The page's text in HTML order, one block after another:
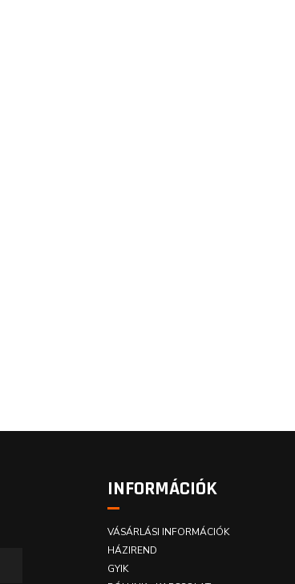
INFORMÁCIÓK
VÁSÁRLÁSI INFORMÁCIÓK
HÁZIREND
GYIK